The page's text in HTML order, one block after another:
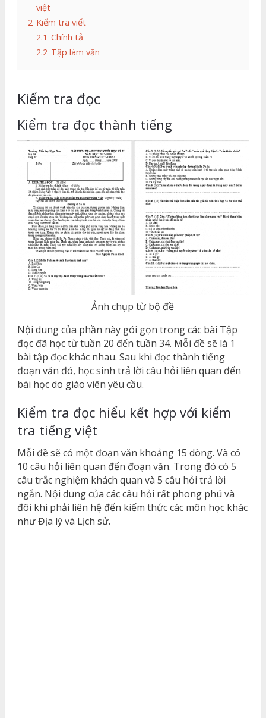
việt
2 Kiểm tra viết
2.1 Chính tả
2.2 Tập làm văn
Kiểm tra đọc
Kiểm tra đọc thành tiếng
Ảnh chụp từ bộ đề
Nội dung của phần này gói gọn trong các bài Tập
đọc đã học từ tuần 20 đến tuần 34. Mỗi đề sẽ là 1
bài tập đọc khác nhau. Sau khi đọc thành tiếng
đoạn văn đó, học sinh trả lời câu hỏi liên quan đến
bài học do giáo viên yêu cầu.
Kiểm tra đọc hiểu kết hợp với kiểm
tra tiếng việt
Mỗi đề sẽ có một đoạn văn khoảng 15 dòng. Và có
10 câu hỏi liên quan đến đoạn văn. Trong đó có 5
câu trắc nghiệm khách quan và 5 câu hỏi trả lời
ngắn. Nội dung của các câu hỏi rất phong phú và
đôi khi phải liên hệ đến kiếm thức các môn học khác
như Địa lý và Lịch sử.